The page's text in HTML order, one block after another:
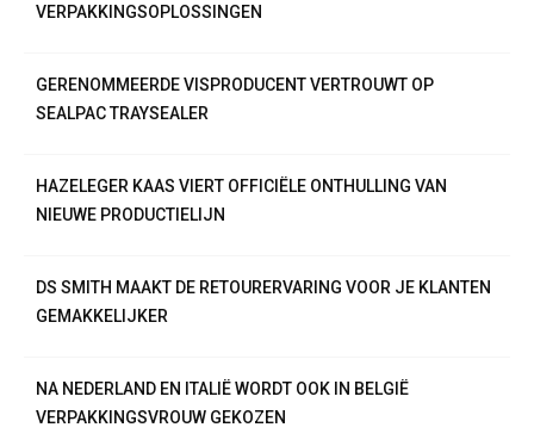
VERPAKKINGSOPLOSSINGEN
GERENOMMEERDE VISPRODUCENT VERTROUWT OP
SEALPAC TRAYSEALER
HAZELEGER KAAS VIERT OFFICIËLE ONTHULLING VAN
NIEUWE PRODUCTIELIJN
DS SMITH MAAKT DE RETOURERVARING VOOR JE KLANTEN
GEMAKKELIJKER
NA NEDERLAND EN ITALIË WORDT OOK IN BELGIË
VERPAKKINGSVROUW GEKOZEN